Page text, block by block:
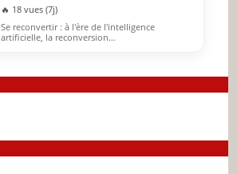
🔥 18 vues (7j)
Se reconvertir : à l'ère de l'intelligence
artificielle, la reconversion…